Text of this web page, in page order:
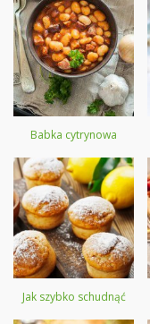
Babka cytrynowa
Jak szybko schudnąć